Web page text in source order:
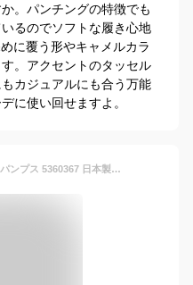
。パンチングの特徴でも
るのでソフトな履き心地
に覆う形やキャメルカラ
。アクセントのタッセル
カジュアルにも合う万能
に使い回せますよ。
EN あしながおじさん フラットパンプス 5360367 日本製 本革 レザー スクエアトゥ パンプス ローヒール 黒 レディース 靴 歩きやすい 痛くない 撥水 フラットシューズ カッターシューズ 【あす楽対応】